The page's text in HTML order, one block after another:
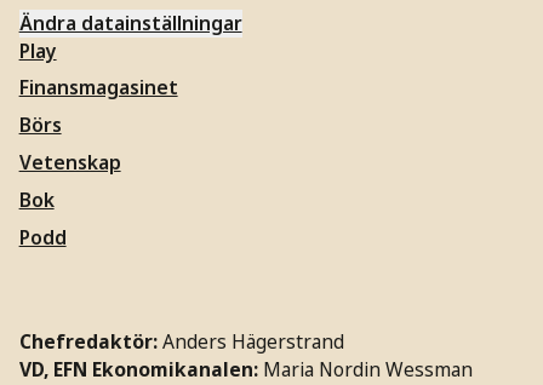
Ändra datainställningar
Play
Finansmagasinet
Börs
Vetenskap
Bok
Podd
Chefredaktör:Anders Hägerstrand
VD, EFN Ekonomikanalen: Maria Nordin Wessman